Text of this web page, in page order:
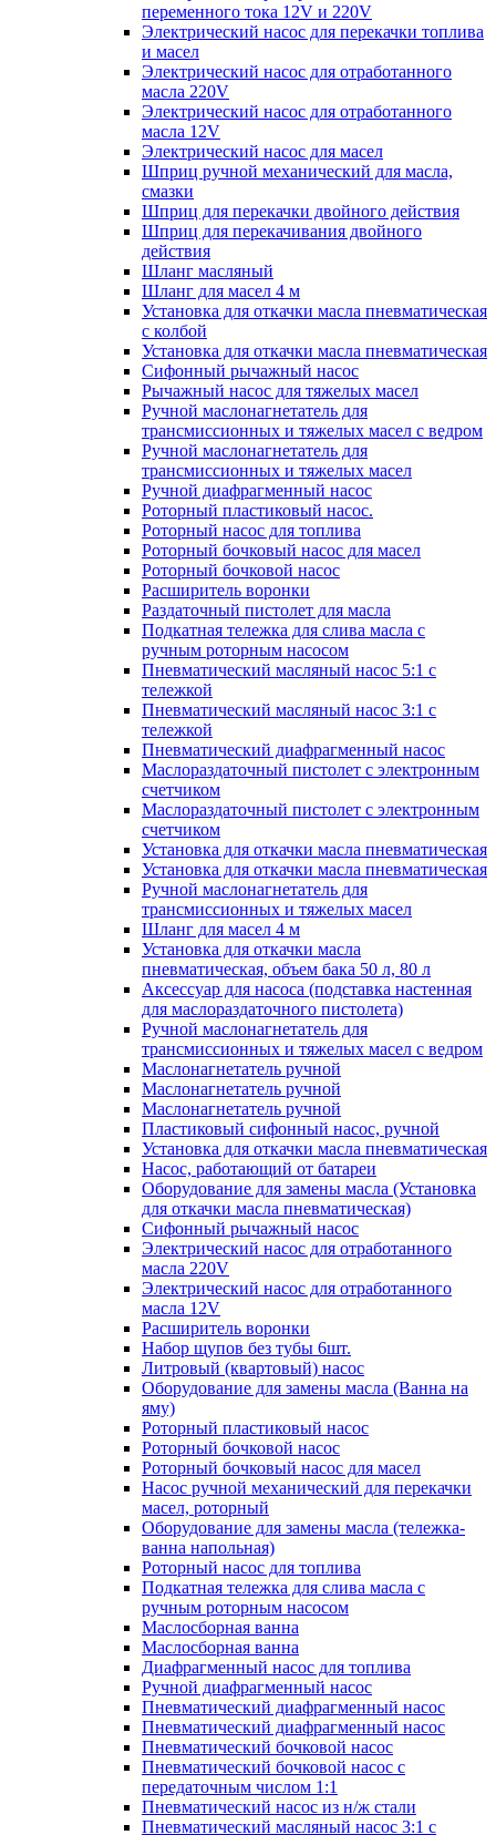
переменного тока 12V и 220V
Электрический насос для перекачки топлива
и масел
Электрический насос для отработанного
масла 220V
Электрический насос для отработанного
масла 12V
Электрический насос для масел
Шприц ручной механический для масла,
смазки
Шприц для перекачки двойного действия
Шприц для перекачивания двойного
действия
Шланг масляный
Шланг для масел 4 м
Установка для откачки масла пневматическая
с колбой
Установка для откачки масла пневматическая
Сифонный рычажный насос
Рычажный насос для тяжелых масел
Ручной маслонагнетатель для
трансмиссионных и тяжелых масел с ведром
Ручной маслонагнетатель для
трансмиссионных и тяжелых масел
Ручной диафрагменный насос
Роторный пластиковый насос.
Роторный насос для топлива
Роторный бочковый насос для масел
Роторный бочковой насос
Расширитель воронки
Раздаточный пистолет для масла
Подкатная тележка для слива масла с
ручным роторным насосом
Пневматический масляный насос 5:1 с
тележкой
Пневматический масляный насос 3:1 с
тележкой
Пневматический диафрагменный насос
Маслораздаточный пистолет с электронным
счетчиком
Маслораздаточный пистолет с электронным
счетчиком
Установка для откачки масла пневматическая
Установка для откачки масла пневматическая
Ручной маслонагнетатель для
трансмиссионных и тяжелых масел
Шланг для масел 4 м
Установка для откачки масла
пневматическая, объем бака 50 л, 80 л
Аксессуар для насоса (подставка настенная
для маслораздаточного пистолета)
Ручной маслонагнетатель для
трансмиссионных и тяжелых масел с ведром
Маслонагнетатель ручной
Маслонагнетатель ручной
Маслонагнетатель ручной
Пластиковый сифонный насос, ручной
Установка для откачки масла пневматическая
Насос, работающий от батареи
Оборудование для замены масла (Установка
для откачки масла пневматическая)
Сифонный рычажный насос
Электрический насос для отработанного
масла 220V
Электрический насос для отработанного
масла 12V
Расширитель воронки
Набор щупов без тубы 6шт.
Литровый (квартовый) насос
Оборудование для замены масла (Ванна на
яму)
Роторный пластиковый насос
Роторный бочковой насос
Роторный бочковый насос для масел
Насос ручной механический для перекачки
масел, роторный
Оборудование для замены масла (тележка-
ванна напольная)
Роторный насос для топлива
Подкатная тележка для слива масла с
ручным роторным насосом
Маслосборная ванна
Маслосборная ванна
Диафрагменный насос для топлива
Ручной диафрагменный насос
Пневматический диафрагменный насос
Пневматический диафрагменный насос
Пневматический бочковой насос
Пневматический бочковой насос с
передаточным числом 1:1
Пневматический насос из н/ж стали
Пневматический масляный насос 3:1 с